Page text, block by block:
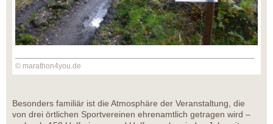
© marathon4you.de
Besonders familiär ist die Atmosphäre der Veranstaltung, die
von drei örtlichen Sportvereinen ehrenamtlich getragen wird –